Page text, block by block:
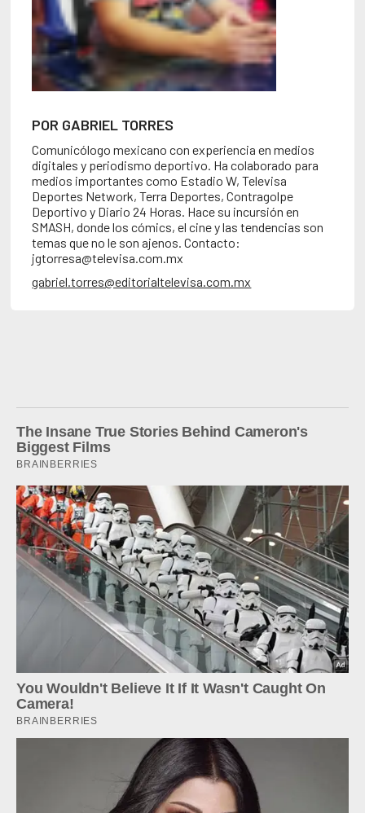
POR GABRIEL TORRES
Comunicólogo mexicano con experiencia en medios
digitales y periodismo deportivo. Ha colaborado para
medios importantes como Estadio W, Televisa
Deportes Network, Terra Deportes, Contragolpe
Deportivo y Diario 24 Horas. Hace su incursión en
SMASH, donde los cómics, el cine y las tendencias son
temas que no le son ajenos. Contacto:
jgtorresa@televisa.com.mx
gabriel.torres@editorialtelevisa.com.mx